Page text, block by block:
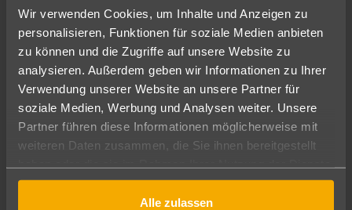
Wir verwenden Cookies, um Inhalte und Anzeigen zu
personalisieren, Funktionen für soziale Medien anbieten
zu können und die Zugriffe auf unsere Website zu
analysieren. Außerdem geben wir Informationen zu Ihrer
Verwendung unserer Website an unsere Partner für
soziale Medien, Werbung und Analysen weiter. Unsere
Partner führen diese Informationen möglicherweise mit
weiteren Daten zusammen, die Sie ihnen bereitgestellt
gesammelt haben.
Alle zulassen
Angebote filtern
Ändere die Kriterien nach deinen Wünschen
Pauschal Nur Hotel
Abflughafen
Reisezeitraum
12.08.26–10.08.27 7-21 Nächte